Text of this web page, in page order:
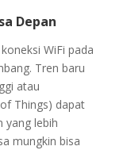
Depan
WiFi pada
Tren baru
atau
Things) dapat
yang lebih
mungkin bisa